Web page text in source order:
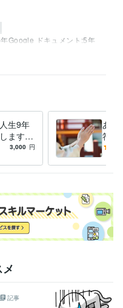
Google ドキュメント:5年
金運
生9年
ます 2
生の
3,000 円
あな
符を
護符
記事